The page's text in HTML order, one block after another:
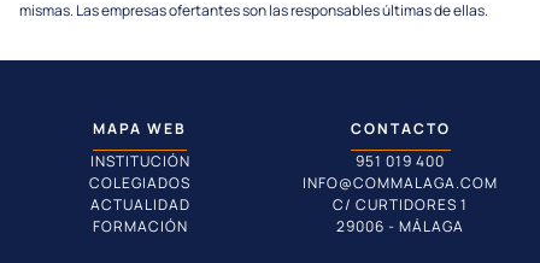
mismas. Las empresas ofertantes son las responsables últimas de ellas.
MAPA WEB
INSTITUCIÓN
COLEGIADOS
ACTUALIDAD
FORMACIÓN
CONTACTO
951 019 400
INFO@COMMALAGA.COM
C/ CURTIDORES 1
29006 - MÁLAGA